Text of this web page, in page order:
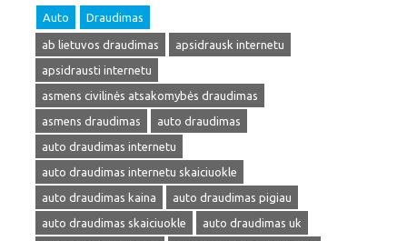
Auto Draudimas
ab lietuvos draudimas
apsidrausk internetu
apsidrausti internetu
asmens civilinės atsakomybės draudimas
asmens draudimas
auto draudimas
auto draudimas internetu
auto draudimas internetu skaiciuokle
auto draudimas kaina
auto draudimas pigiau
auto draudimas skaiciuokle
auto draudimas uk